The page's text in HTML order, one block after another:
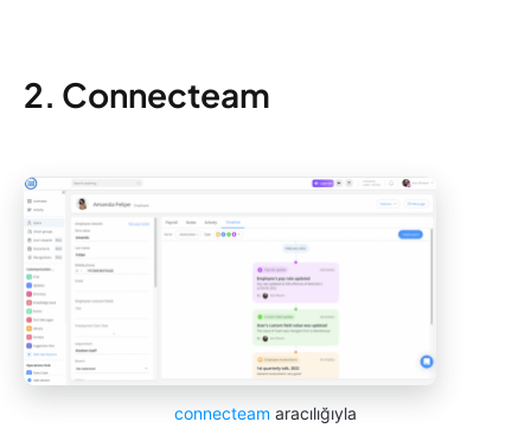
2. Connecteam
connecteam aracılığıyla